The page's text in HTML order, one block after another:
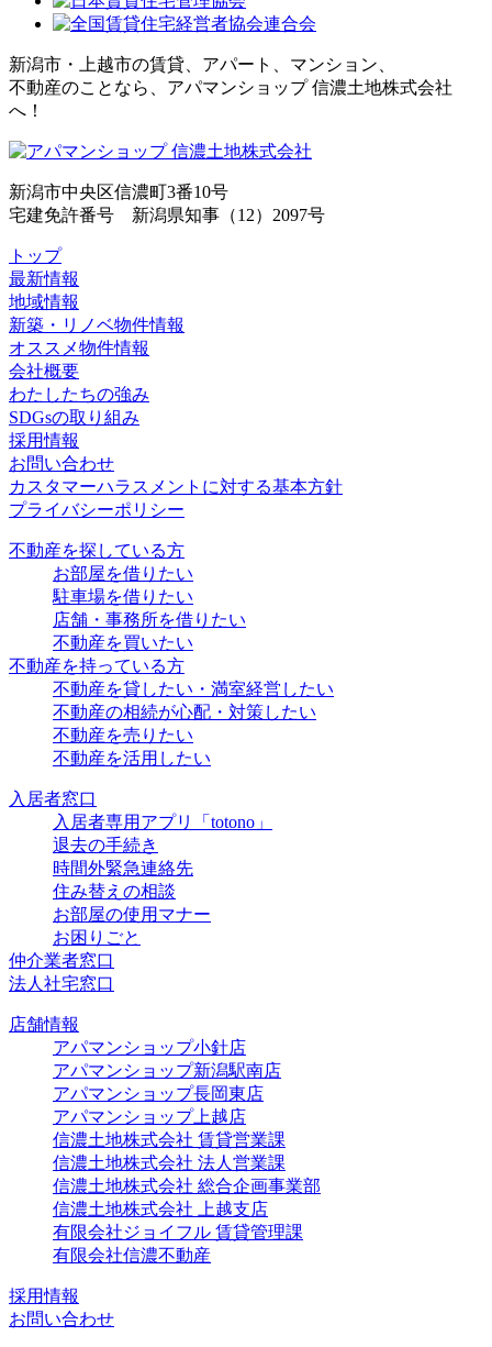
新潟市・上越市の賃貸、アパート、マンション、
不動産のことなら、アパマンショップ 信濃土地株式会社
へ！
新潟市中央区信濃町3番10号
宅建免許番号 新潟県知事（12）2097号
トップ
最新情報
地域情報
新築・リノベ物件情報
オススメ物件情報
会社概要
わたしたちの強み
SDGsの取り組み
採用情報
お問い合わせ
カスタマーハラスメントに対する基本方針
プライバシーポリシー
不動産を探している方
お部屋を借りたい
駐車場を借りたい
店舗・事務所を借りたい
不動産を買いたい
不動産を持っている方
不動産を貸したい・満室経営したい
不動産の相続が心配・対策したい
不動産を売りたい
不動産を活用したい
入居者窓口
入居者専用アプリ「totono」
退去の手続き
時間外緊急連絡先
住み替えの相談
お部屋の使用マナー
お困りごと
仲介業者窓口
法人社宅窓口
店舗情報
アパマンショップ小針店
アパマンショップ新潟駅南店
アパマンショップ長岡東店
アパマンショップ上越店
信濃土地株式会社 賃貸営業課
信濃土地株式会社 法人営業課
信濃土地株式会社 総合企画事業部
信濃土地株式会社 上越支店
有限会社ジョイフル 賃貸管理課
有限会社信濃不動産
採用情報
お問い合わせ